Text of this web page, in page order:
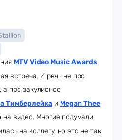
MTV Video Music Awards
встреча. И речь не про
, а про закулисное
Тимберлейка и Megan Thee
на видео. Многие подумали,
на коллегу, но это не так.